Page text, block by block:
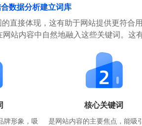
数据分析建立词库
直接体现，这有助于网站提供更符
站内容中自然地融入这些关键词。这
牌形象，吸
核心关键词
是网站内容的主要焦点，能吸